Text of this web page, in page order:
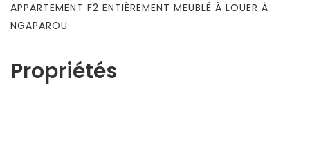
Propriétés
APPARTEMENT F2 ENTIÈREMENT MEUBLÉ À LOUER À
NGAPAROU